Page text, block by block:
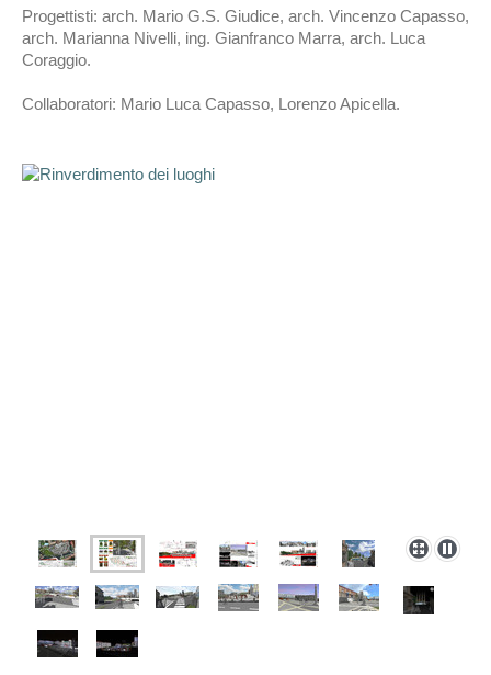
Progettisti: arch. Mario G.S. Giudice, arch. Vincenzo Capasso,
arch. Marianna Nivelli, ing. Gianfranco Marra, arch. Luca
Coraggio.
Collaboratori: Mario Luca Capasso, Lorenzo Apicella.